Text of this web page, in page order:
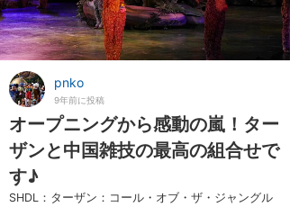
pnko
9年前に投稿
オープニングから感動の嵐！ター
ザンと中国雑技の最高の組合せで
す♪
SHDL：ターザン：コール・オブ・ザ・ジャングル